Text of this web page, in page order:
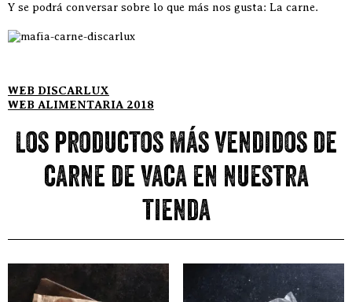
Y se podrá conversar sobre lo que más nos gusta: La carne.
WEB DISCARLUX
WEB ALIMENTARIA 2018
Los productos más vendidos de
carne de vaca en nuestra
tienda